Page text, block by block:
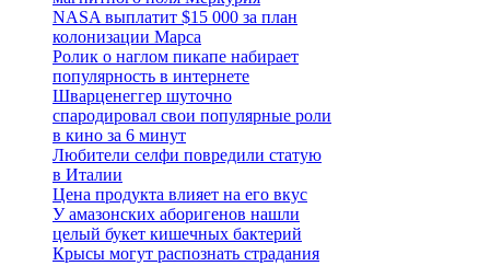
NASA выплатит $15 000 за план
колонизации Марса
Ролик о наглом пикапе набирает
популярность в интернете
Шварценеггер шуточно
спародировал свои популярные роли
в кино за 6 минут
Любители селфи повредили статую
в Италии
Цена продукта влияет на его вкус
У амазонских аборигенов нашли
целый букет кишечных бактерий
Крысы могут распознать страдания